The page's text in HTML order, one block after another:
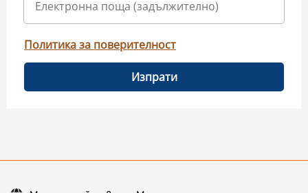
Политика за поверителност
Изпрати